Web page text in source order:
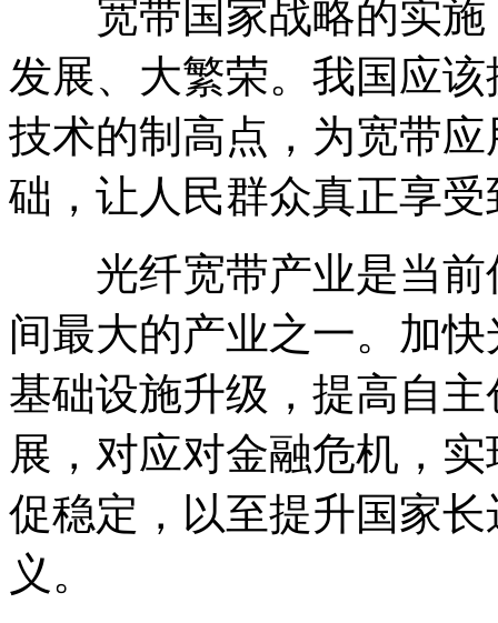
宽带国家战略的实施
发展、大繁荣。我国应
技术的制高点，为宽带
础，让人民群众真正享
光纤宽带产业是当前
间最大的产业之一。加
基础设施升级，提高自
展，对应对金融危机，
促稳定，以至提升国家
义。